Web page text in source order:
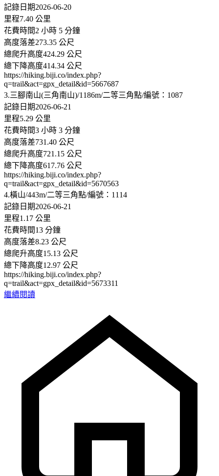
記錄日期2026-06-20
里程7.40 公里
花費時間2 小時 5 分鐘
高度落差273.35 公尺
總爬升高度424.29 公尺
總下降高度414.34 公尺
https://hiking.biji.co/index.php?
q=trail&act=gpx_detail&id=5667687
3.三腳南山(三角南山)/1186m/二等三角點/編號：1087
記錄日期2026-06-21
里程5.29 公里
花費時間3 小時 3 分鐘
高度落差731.40 公尺
總爬升高度721.15 公尺
總下降高度617.76 公尺
https://hiking.biji.co/index.php?
q=trail&act=gpx_detail&id=5670563
4.橫山/443m/二等三角點/編號：1114
記錄日期2026-06-21
里程1.17 公里
花費時間13 分鐘
高度落差8.23 公尺
總爬升高度15.13 公尺
總下降高度12.97 公尺
https://hiking.biji.co/index.php?
q=trail&act=gpx_detail&id=5673311
繼續閱讀